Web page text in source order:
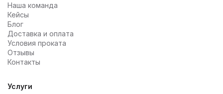
Наша команда
Кейсы
Блог
Доставка и оплата
Условия проката
Отзывы
Контакты
Услуги